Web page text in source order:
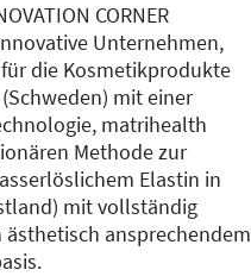
CORNER
Unternehmen,
die Kosmetikprodukte
mit einer
matrihealth
Methode zur
Elastin in
mit vollständig
ansprechendem